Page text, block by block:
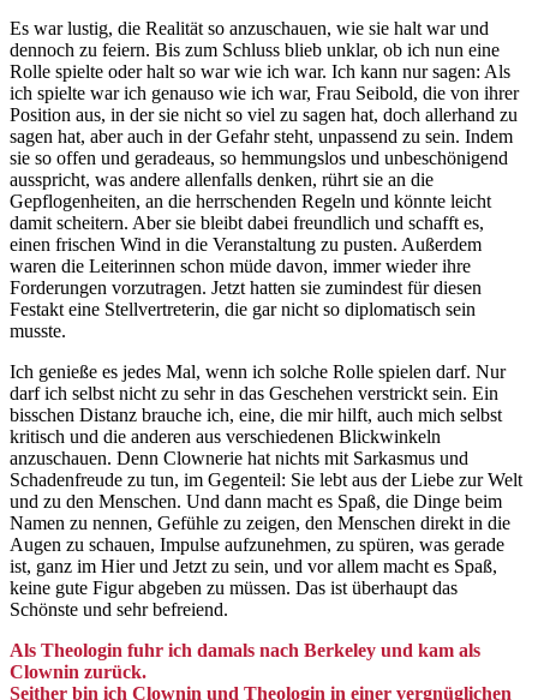
Es war lustig, die Realität so anzuschauen, wie sie halt war und
dennoch zu feiern. Bis zum Schluss blieb unklar, ob ich nun eine
Rolle spielte oder halt so war wie ich war. Ich kann nur sagen: Als
ich spielte war ich genauso wie ich war, Frau Seibold, die von ihrer
Position aus, in der sie nicht so viel zu sagen hat, doch allerhand zu
sagen hat, aber auch in der Gefahr steht, unpassend zu sein. Indem
sie so offen und geradeaus, so hemmungslos und unbeschönigend
ausspricht, was andere allenfalls denken, rührt sie an die
Gepflogenheiten, an die herrschenden Regeln und könnte leicht
damit scheitern. Aber sie bleibt dabei freundlich und schafft es,
einen frischen Wind in die Veranstaltung zu pusten. Außerdem
waren die Leiterinnen schon müde davon, immer wieder ihre
Forderungen vorzutragen. Jetzt hatten sie zumindest für diesen
Festakt eine Stellvertreterin, die gar nicht so diplomatisch sein
musste.
Ich genieße es jedes Mal, wenn ich solche Rolle spielen darf. Nur
darf ich selbst nicht zu sehr in das Geschehen verstrickt sein. Ein
bisschen Distanz brauche ich, eine, die mir hilft, auch mich selbst
kritisch und die anderen aus verschiedenen Blickwinkeln
anzuschauen. Denn Clownerie hat nichts mit Sarkasmus und
Schadenfreude zu tun, im Gegenteil: Sie lebt aus der Liebe zur Welt
und zu den Menschen. Und dann macht es Spaß, die Dinge beim
Namen zu nennen, Gefühle zu zeigen, den Menschen direkt in die
Augen zu schauen, Impulse aufzunehmen, zu spüren, was gerade
ist, ganz im Hier und Jetzt zu sein, und vor allem macht es Spaß,
keine gute Figur abgeben zu müssen. Das ist überhaupt das
Schönste und sehr befreiend.
Als Theologin fuhr ich damals nach Berkeley und kam als
Clownin zurück.
Seither bin ich Clownin und Theologin in einer vergnüglichen